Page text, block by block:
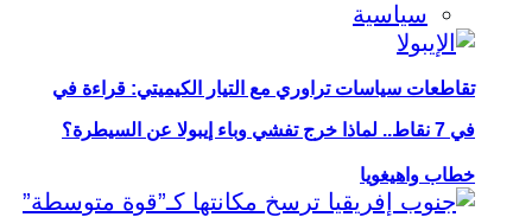
تقاطعات سياسات تراوري مع التيار الكيميتي: قراءة في
خطاب واهيغويا
سياسية
في 7 نقاط.. لماذا خرج تفشي وباء إيبولا عن السيطرة؟